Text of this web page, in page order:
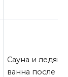
Сауна и
ванна после